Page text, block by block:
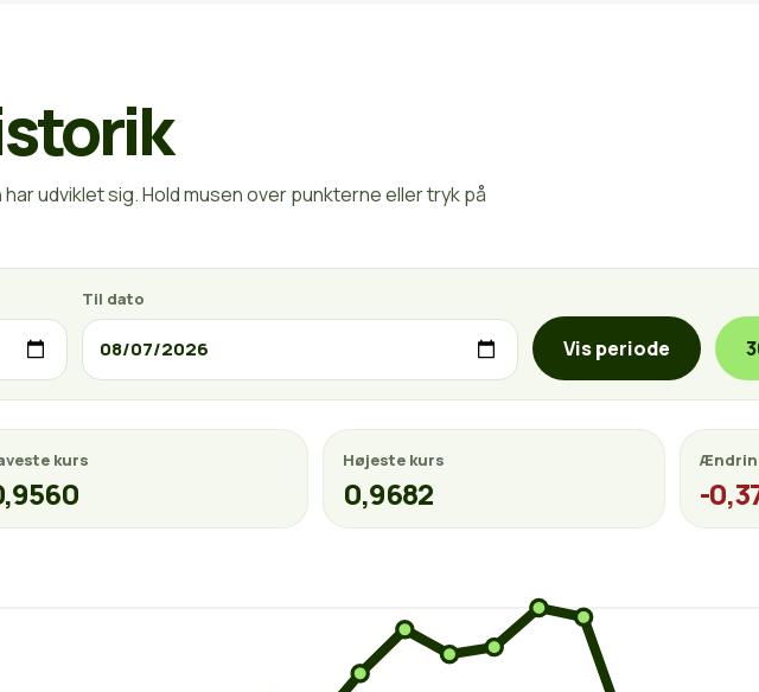
udviklet sig. Hold musen over punkterne eller tryk på
Til dato
Vis periode
kurs Højeste kurs
0,9682 -